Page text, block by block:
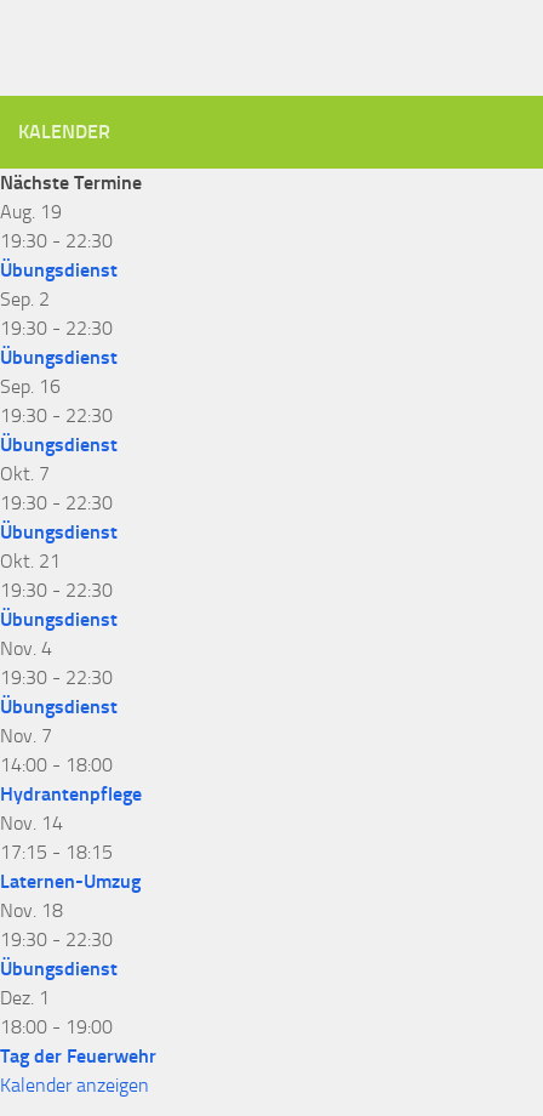
KALENDER
Nächste Termine
Aug. 19
19:30 - 22:30
Übungsdienst
Sep. 2
19:30 - 22:30
Übungsdienst
Sep. 16
19:30 - 22:30
Übungsdienst
Okt. 7
19:30 - 22:30
Übungsdienst
Okt. 21
19:30 - 22:30
Übungsdienst
Nov. 4
19:30 - 22:30
Übungsdienst
Nov. 7
14:00 - 18:00
Hydrantenpflege
Nov. 14
17:15 - 18:15
Laternen-Umzug
Nov. 18
19:30 - 22:30
Übungsdienst
Dez. 1
18:00 - 19:00
Tag der Feuerwehr
Kalender anzeigen